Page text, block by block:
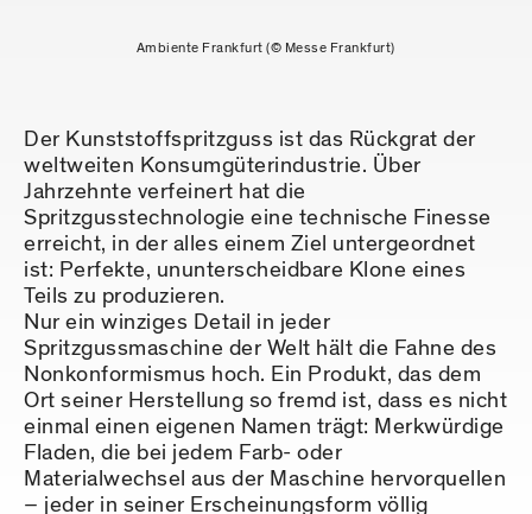
Ambiente Frankfurt (© Messe Frankfurt)
Der Kunststoffspritzguss ist das Rückgrat der
weltweiten Konsumgüterindustrie. Über
Jahrzehnte verfeinert hat die
Spritzgusstechnologie eine technische Finesse
erreicht, in der alles einem Ziel untergeordnet
ist: Perfekte, ununterscheidbare Klone eines
Teils zu produzieren.
Nur ein winziges Detail in jeder
Spritzgussmaschine der Welt hält die Fahne des
Nonkonformismus hoch. Ein Produkt, das dem
Ort seiner Herstellung so fremd ist, dass es nicht
einmal einen eigenen Namen trägt: Merkwürdige
Fladen, die bei jedem Farb- oder
Materialwechsel aus der Maschine hervorquellen
– jeder in seiner Erscheinungsform völlig